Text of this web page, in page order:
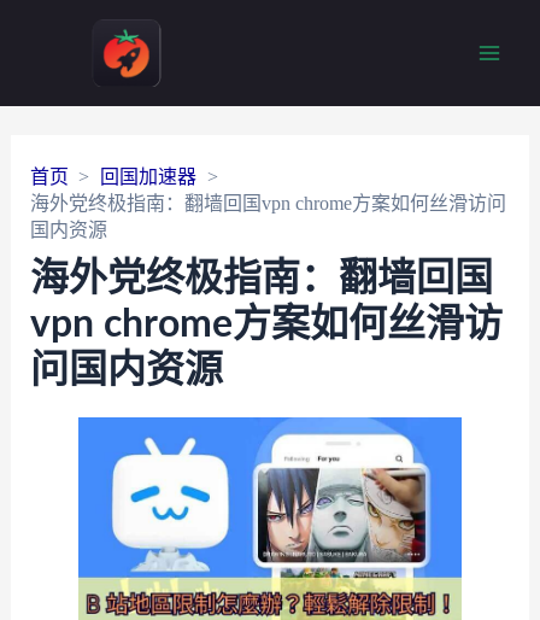
首页
回国加速器
海外党终极指南：翻墙回国vpn chrome方案如何丝滑访问
国内资源
海外党终极指南：翻墙回国
vpn chrome方案如何丝滑访
问国内资源